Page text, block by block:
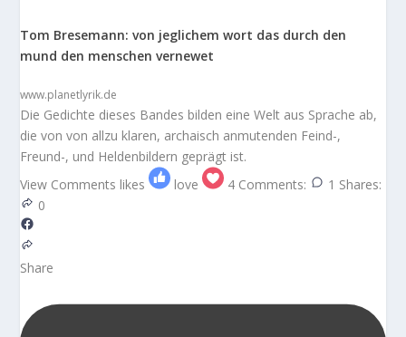
Tom Bresemann: von jeglichem wort das durch den
mund den menschen vernewet
www.planetlyrik.de
Die Gedichte dieses Bandes bilden eine Welt aus Sprache ab,
die von von allzu klaren, archaisch anmutenden Feind-,
Freund-, und Heldenbildern geprägt ist.
View Comments likes love 4 Comments: 1 Shares:
0
Share